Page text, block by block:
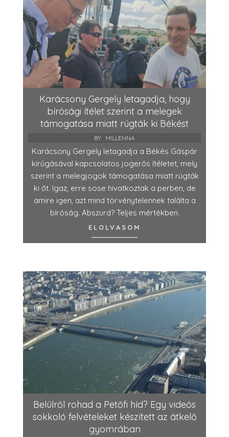
Karácsony Gergely letagadja, hogy
bírósági ítélet szerint a melegek
támogatása miatt rúgták ki Békést
BY: MILLENNA
Karácsony Gergely letagadja a Békés Gáspár
kirúgásával kapcsolatos jogerős ítéletet, mely
szerint a melegjogok támogatása miatt rúgták
ki őt. Igaz, erre sose hivatkoztak a perben, de
amire igen, azt mind törvénytelennek találta a
bíróság. Abszurd? Teljes mértékben.
ELOLVASOM
Belülről rohad a Petőfi híd? Egy videós
sokkoló felvételeket készített az átkelő
gyomrában